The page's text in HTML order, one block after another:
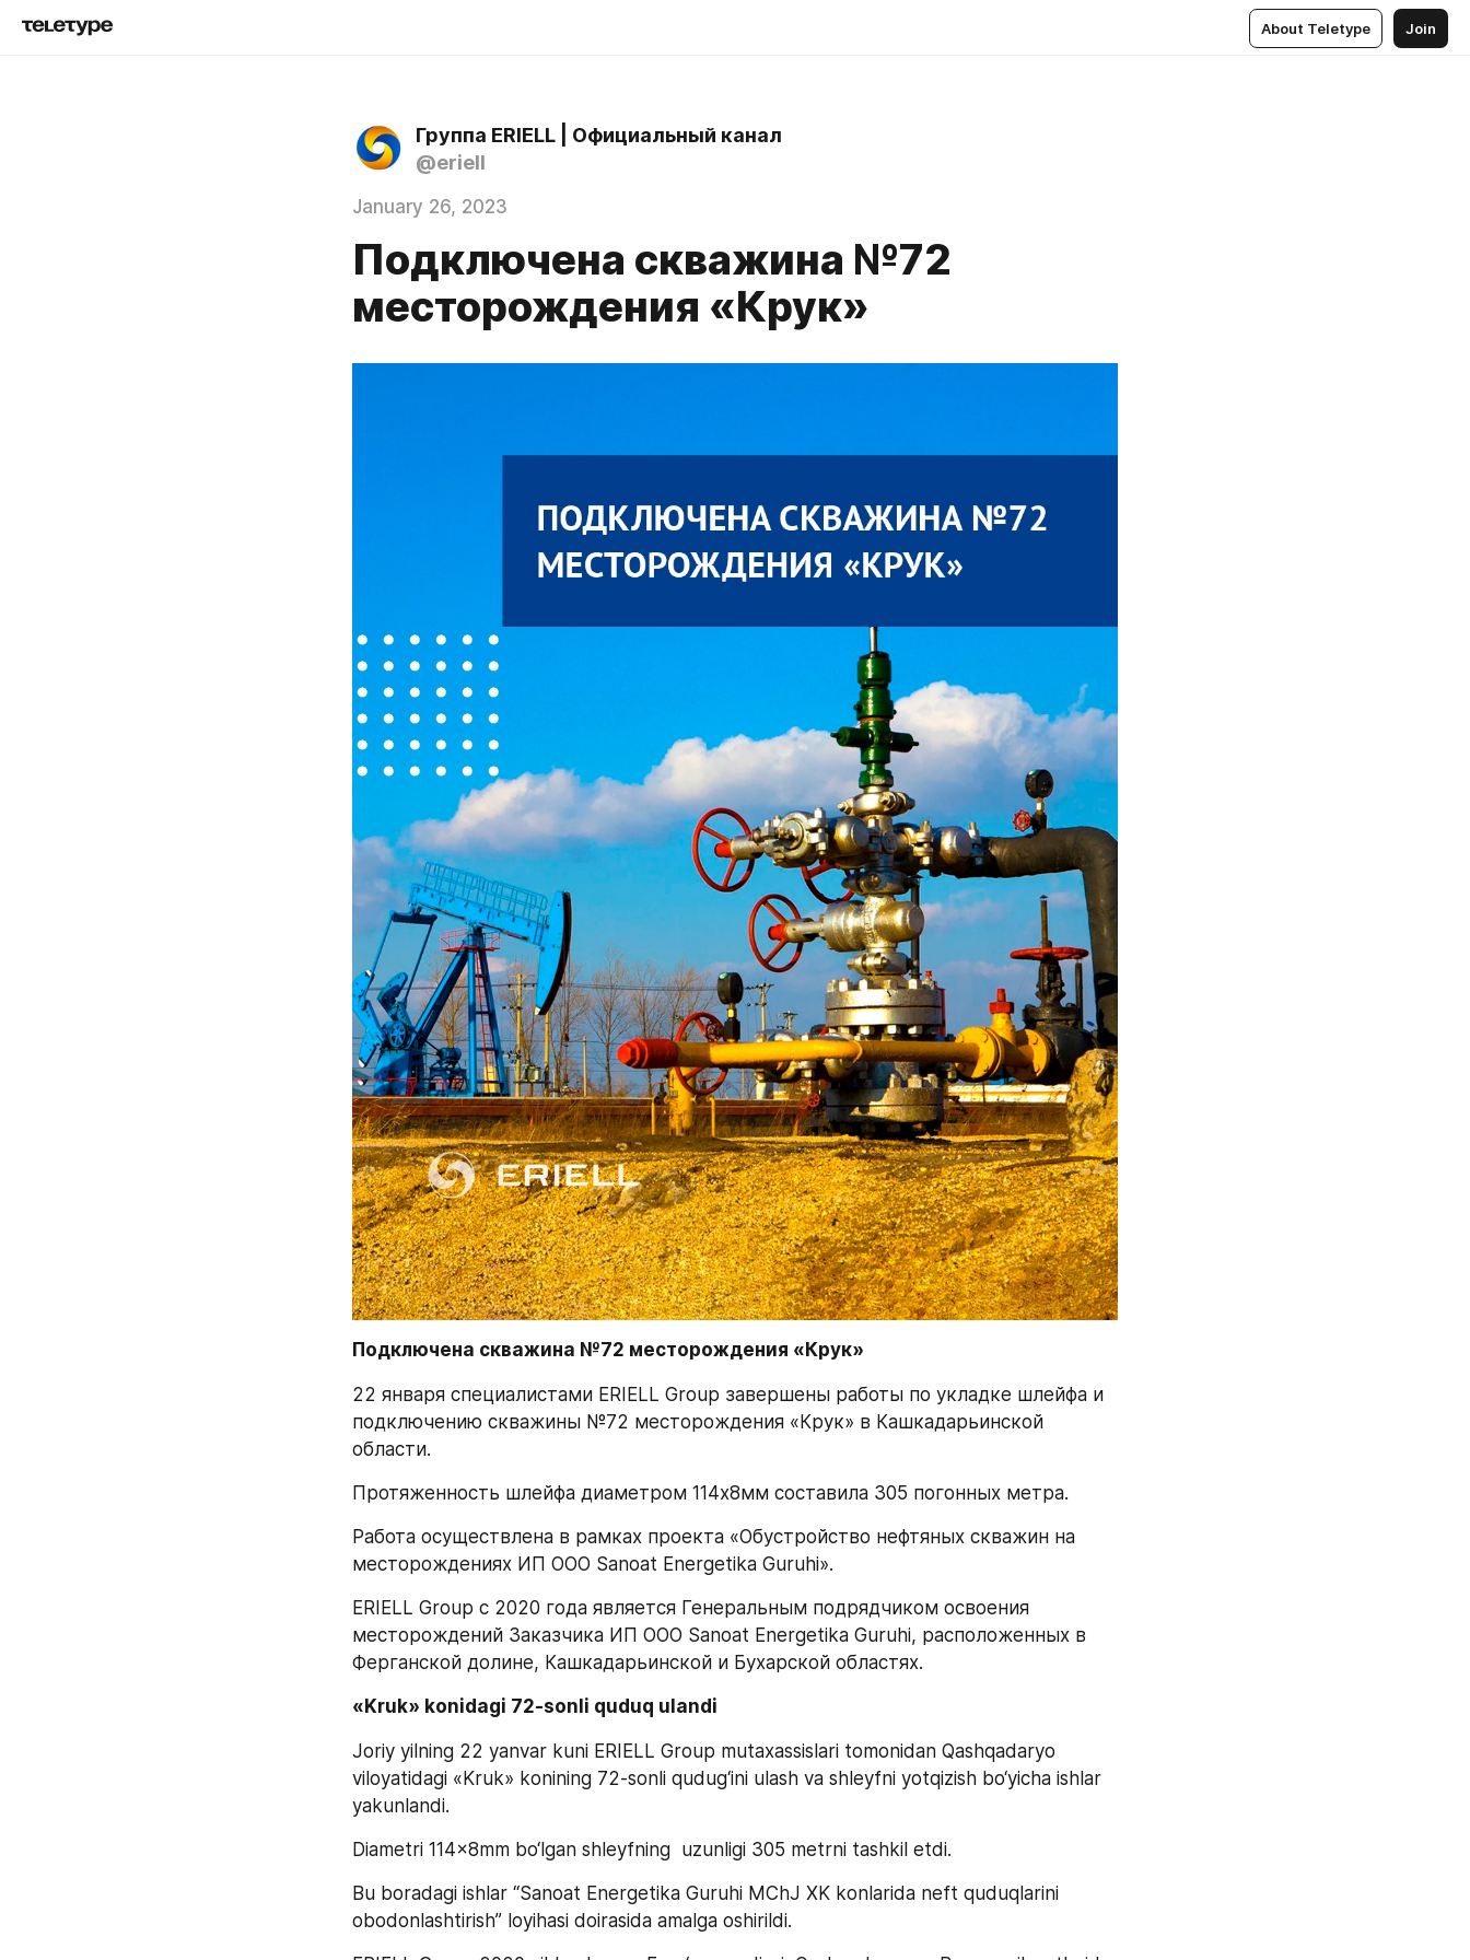
About Teletype Join
Группа ERIELL | Официальный канал
@eriell
January 26, 2023
Подключена скважина №72
месторождения «Крук»
Подключена скважина №72 месторождения «Крук»
22 января специалистами ERIELL Group завершены работы по укладке шлейфа и
подключению скважины №72 месторождения «Крук» в Кашкадарьинской
области.
Протяженность шлейфа диаметром 114х8мм составила 305 погонных метра.
Работа осуществлена в рамках проекта «Обустройство нефтяных скважин на
месторождениях ИП ООО Sanoat Energetika Guruhi».
ERIELL Group с 2020 года является Генеральным подрядчиком освоения
месторождений Заказчика ИП ООО Sanoat Energetika Guruhi, расположенных в
Ферганской долине, Кашкадарьинской и Бухарской областях.
«Kruk» konidagi 72-sonli quduq ulandi
Joriy yilning 22 yanvar kuni ERIELL Group mutaxassislari tomonidan Qashqadaryo
viloyatidagi «Kruk» konining 72-sonli qudug‘ini ulash va shleyfni yotqizish bo‘yicha ishlar
yakunlandi.
Diametri 114x8mm bo‘lgan shleyfning  uzunligi 305 metrni tashkil etdi.
Bu boradagi ishlar “Sanoat Energetika Guruhi MChJ XK konlarida neft quduqlarini
obodonlashtirish” loyihasi doirasida amalga oshirildi.